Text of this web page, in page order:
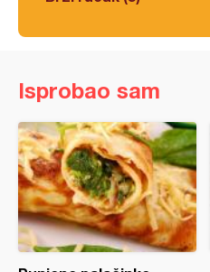
Isprobao sam